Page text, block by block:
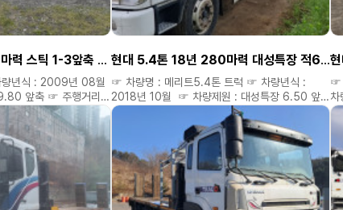
식 ▷▶ 홈페이지 :
:
처 : 010 6470
홈페이지에서만
kmiro2.kr ▷▶ 네이버 블로그 :
8949.kmiro2.kr ▷▶ 다 음 블로그 :
4989.kmiro2.kr ☎ 연락처 : 010 6470
8949 ☎ ( 차량가격 확인은 홈페이지에서만
가능합니다. )
가
현대22톤 09년 410마력 스틱 1-3앞축 태백특장 적 9.80 셀프로더
년식 : 2009년 08월
앞축 ☞ 주행거리 :
톤 410마력 1-3앞축
적 9.80 셀프로더 ^^ ☞
자금(운영자금)
합니다 ◈ 연락주시면
다 ◈ 필요한차량
구해드립니다. ◈
대있으니 연락주세요.
현대 5.4톤 18년 280마력 대성특장 적6.50앞축 셀프로더
☞ 차량명 : 메리트5.4톤 트럭 ☞ 차량년식 :
2018년 10월 ☞ 차량제원 : 대성특장 6.50 앞축
☞ 주행거리 : 58만키로 ☞ 옵션 : 현대 5.4톤
18년 280마력 58만키로 대성특장 적 6.50 앞축
셀프로더 운행중^^ ☞ 차량가격 : 6800만
인수날짜 협의 ◈ 구입자금(운영자금)
저금리캐피탈 할부도 가능합니다 ◈ 연락주시면
성심.성의것 상담해드립니다 ◈ 필요한차량
용도예맞는차량 저렴하게 구해드립니다. ◈
☞
18년
(
연
필